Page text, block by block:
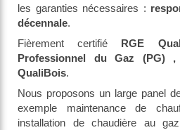
les garanties nécessaires :
décennale.
Fièrement certifié RGE
Professionnel du Gaz (PG) ,
QualiBois.
Nous proposons un large panel
exemple maintenance de
installation de chaudière au